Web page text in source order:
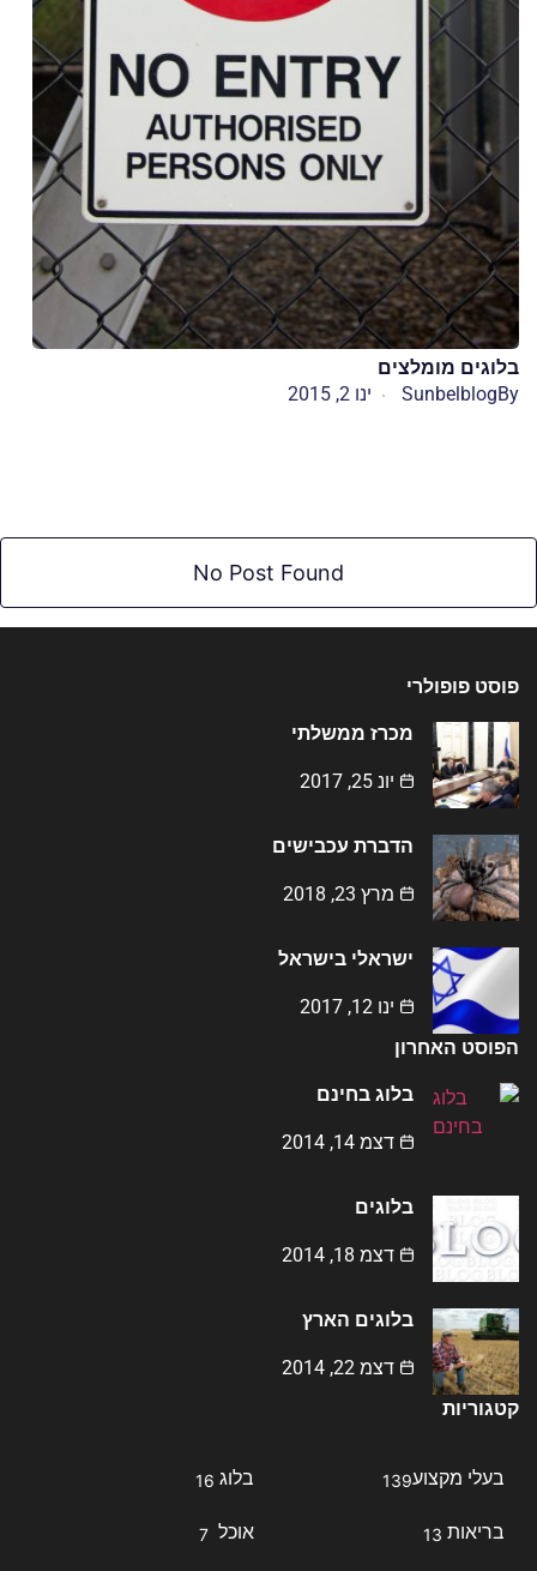
בלוגים מומלצים
By
Sunbelblog ינו 2, 2015
No Post Found
פוסט פופולרי
מכרז ממשלתי
יונ 25, 2017
הדברת עכבישים
מרץ 23, 2018
ישראלי בישראל
ינו 12, 2017
הפוסט האחרון
בלוג בחינם
דצמ 14, 2014
בלוגים
דצמ 18, 2014
בלוגים הארץ
דצמ 22, 2014
קטגוריות
בעלי מקצוע139 בלוג 16
בריאות 13 אוכל 7